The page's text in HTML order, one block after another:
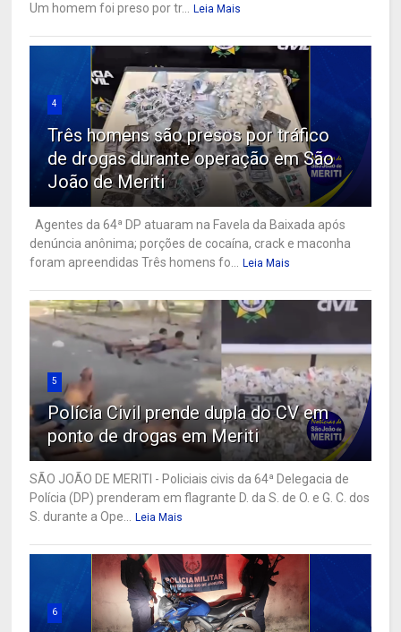
Um homem foi preso por tr... Leia Mais
4
Três homens são presos por tráfico
de drogas durante operação em São
João de Meriti
Agentes da 64ª DP atuaram na Favela da Baixada após
denúncia anônima; porções de cocaína, crack e maconha
foram apreendidas Três homens fo... Leia Mais
5
Polícia Civil prende dupla do CV em
ponto de drogas em Meriti
SÃO JOÃO DE MERITI - Policiais civis da 64ª Delegacia de
Polícia (DP) prenderam em flagrante D. da S. de O. e G. C. dos
S. durante a Ope... Leia Mais
6